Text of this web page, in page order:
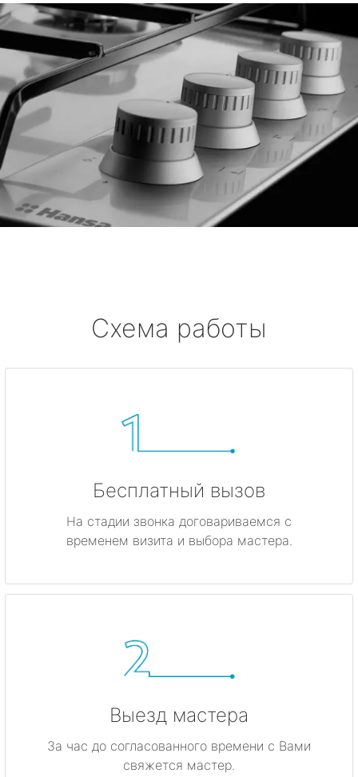
Схема работы
Бесплатный вызов
На стадии звонка договариваемся с
временем визита и выбора мастера.
Выезд мастера
За час до согласованного времени с Вами
свяжется мастер.